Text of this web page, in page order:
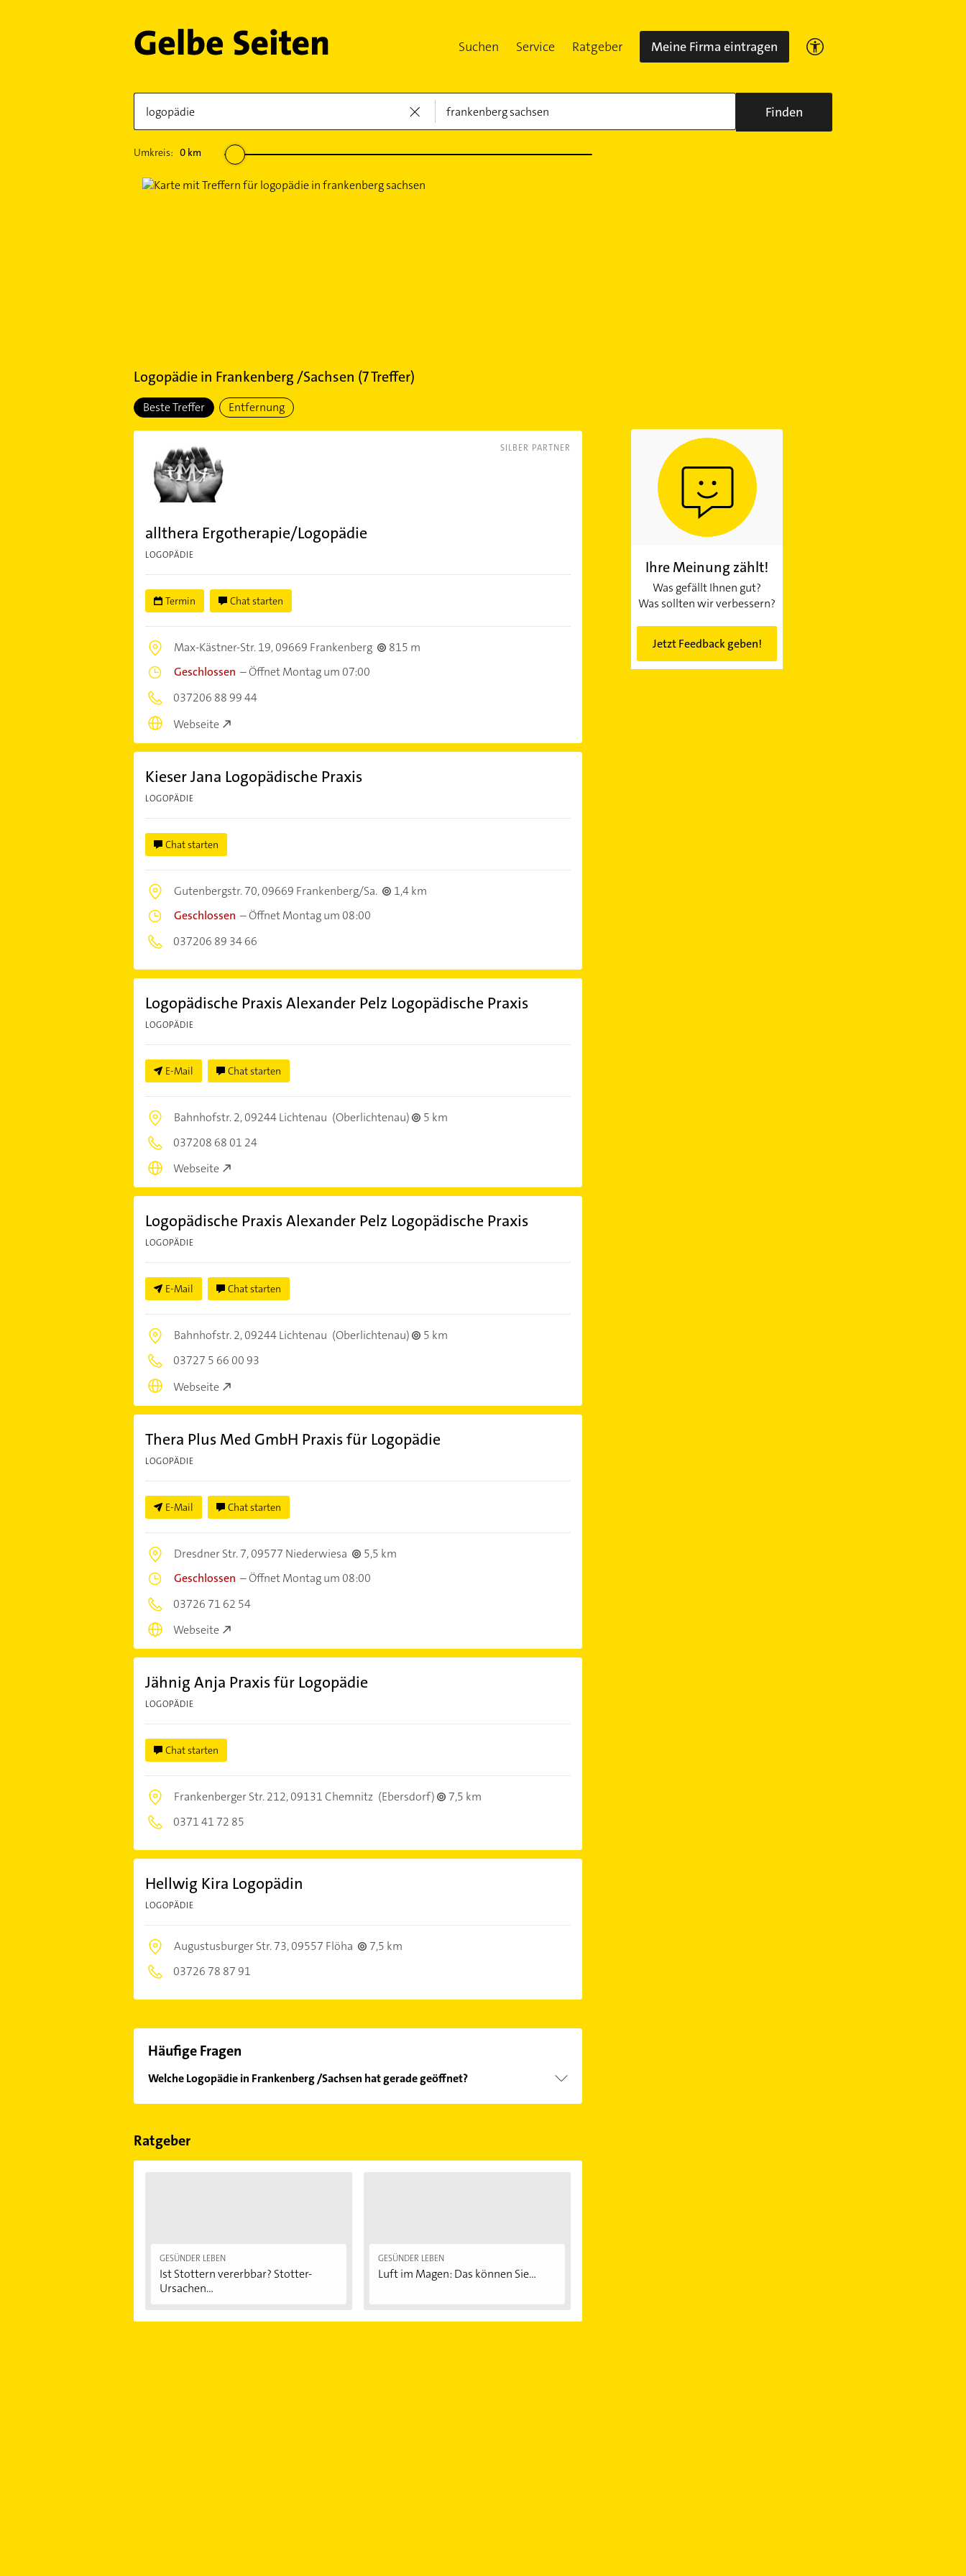
Suchen Service Ratgeber Meine Firma eintragen
Finden
Umkreis: 0km
Logopädiein Frankenberg /Sachsen (7Treffer)
Beste Treffer Entfernung
SILBER PARTNER
allthera Ergotherapie/Logopädie
LOGOPÄDIE
Termin Chat starten
Max-Kästner-Str. 19,09669 Frankenberg
815 m
Geschlossen –Öffnet Montag um 07:00
037206 88 99 44
Webseite
Kieser Jana Logopädische Praxis
LOGOPÄDIE
Chat starten
Gutenbergstr. 70,09669 Frankenberg/Sa.
1,4 km
Geschlossen –Öffnet Montag um 08:00
037206 89 34 66
Logopädische Praxis Alexander Pelz Logopädische Praxis
LOGOPÄDIE
E-Mail Chat starten
Bahnhofstr. 2,09244 Lichtenau (Oberlichtenau)
5 km
037208 68 01 24
Webseite
Logopädische Praxis Alexander Pelz Logopädische Praxis
LOGOPÄDIE
E-Mail Chat starten
Bahnhofstr. 2,09244 Lichtenau (Oberlichtenau)
5 km
03727 5 66 00 93
Webseite
Thera Plus Med GmbH Praxis für Logopädie
LOGOPÄDIE
E-Mail Chat starten
Dresdner Str. 7,09577 Niederwiesa
5,5 km
Geschlossen –Öffnet Montag um 08:00
03726 71 62 54
Webseite
Jähnig Anja Praxis für Logopädie
LOGOPÄDIE
Chat starten
Frankenberger Str. 212,09131 Chemnitz (Ebersdorf)
7,5 km
0371 41 72 85
Hellwig Kira Logopädin
LOGOPÄDIE
Augustusburger Str. 73,09557 Flöha
7,5 km
03726 78 87 91
Häufige Fragen
Welche Logopädie in Frankenberg /Sachsen hat gerade geöffnet?
Im Anbieter-Bereich finden Sie alleÖffnungszeiten. Bitte beachten Sie, dass diese an
Ratgeber
GESÜNDER LEBEN
Ist Stottern vererbbar? Stotter-
Ursachen...
GESÜNDER LEBEN
Luft im Magen: Das können Sie...
Ihre Meinung zählt!
Was gefällt Ihnen gut?
Was sollten wir verbessern?
Jetzt Feedback geben!